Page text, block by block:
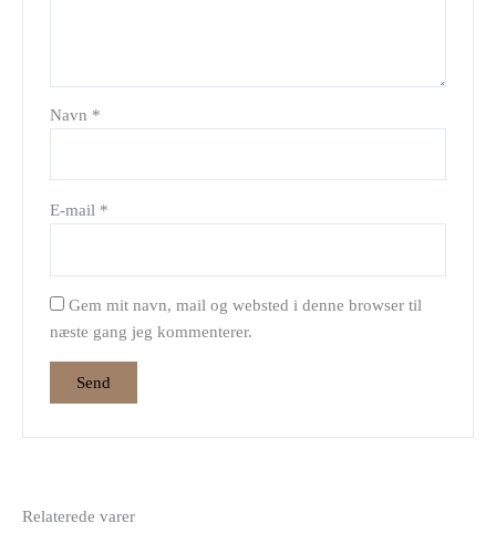
Navn *
E-mail *
Gem mit navn, mail og websted i denne browser til
næste gang jeg kommenterer.
Relaterede varer